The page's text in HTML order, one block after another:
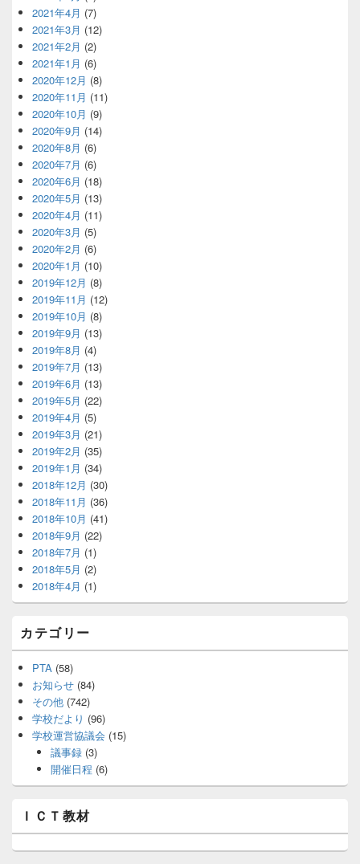
2021年4月 (7)
2021年3月 (12)
2021年2月 (2)
2021年1月 (6)
2020年12月 (8)
2020年11月 (11)
2020年10月 (9)
2020年9月 (14)
2020年8月 (6)
2020年7月 (6)
2020年6月 (18)
2020年5月 (13)
2020年4月 (11)
2020年3月 (5)
2020年2月 (6)
2020年1月 (10)
2019年12月 (8)
2019年11月 (12)
2019年10月 (8)
2019年9月 (13)
2019年8月 (4)
2019年7月 (13)
2019年6月 (13)
2019年5月 (22)
2019年4月 (5)
2019年3月 (21)
2019年2月 (35)
2019年1月 (34)
2018年12月 (30)
2018年11月 (36)
2018年10月 (41)
2018年9月 (22)
2018年7月 (1)
2018年5月 (2)
2018年4月 (1)
カテゴリー
PTA (58)
お知らせ (84)
その他 (742)
学校だより (96)
学校運営協議会 (15)
議事録(3)
開催日程 (6)
ＩＣＴ教材